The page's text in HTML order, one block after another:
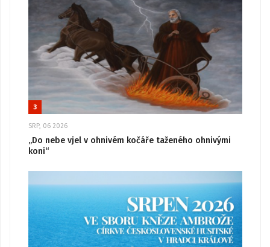
3
SRP, 06 2026
„Do nebe vjel v ohnivém kočáře taženého ohnivými
koni“